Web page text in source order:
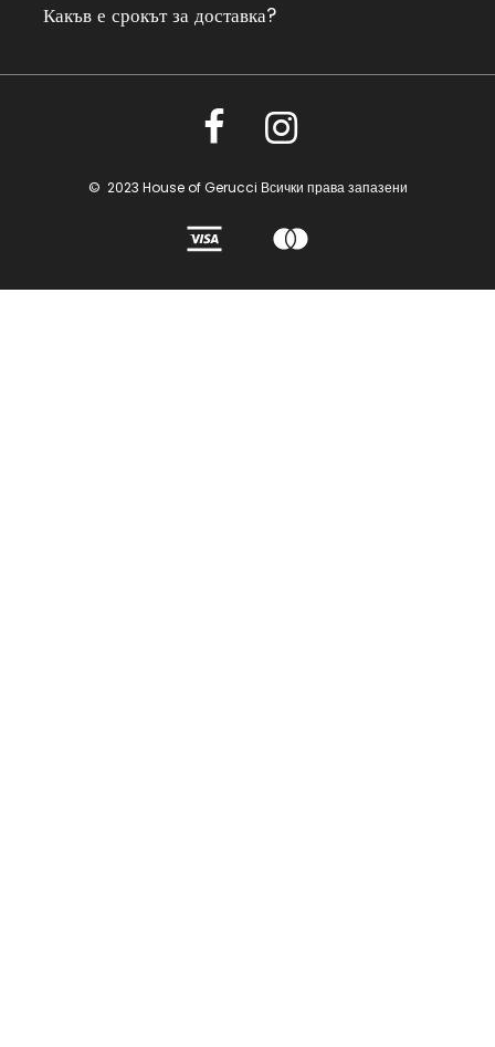
Какъв е срокът за доставка?
© 2023 House of Gerucci Всички права запазени